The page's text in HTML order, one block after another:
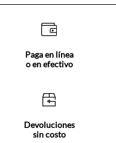
Paga en línea
o en efectivo
Devoluciones
sin costo